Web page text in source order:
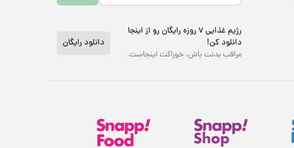
رژیم غذایی 7 روزه رایگان رو از اینجا
دانلود کن!
مراقب بدنت باش، خوراکت اینجاست.
دانلود رایگان